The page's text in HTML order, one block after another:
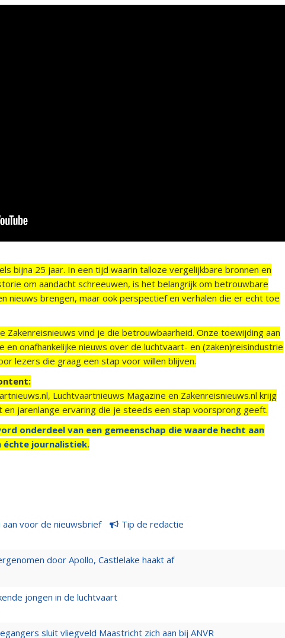
bijna 25 jaar. In een tijd waarin talloze vergelijkbare bronnen en
om aandacht schreeuwen, is het belangrijk om betrouwbare
nieuws brengen, maar ook perspectief en verhalen die er echt toe
Zakenreisnieuws vind je die betrouwbaarheid. Onze toewijding aan
onafhankelijke nieuws over de luchtvaart- en (zaken)reisindustrie
lezers die graag een stap voor willen blijven.
Luchtvaartnieuws Magazine en Zakenreisnieuws.nl krijg
jarenlange ervaring die je steeds een stap voorsprong geeft.
onderdeel van een gemeenschap die waarde hecht aan
journalistiek.
aan voor de nieuwsbrief Tip de redactie
door Apollo, Castlelake haakt af
jongen in de luchtvaart
sluit vliegveld Maastricht zich aan bij ANVR